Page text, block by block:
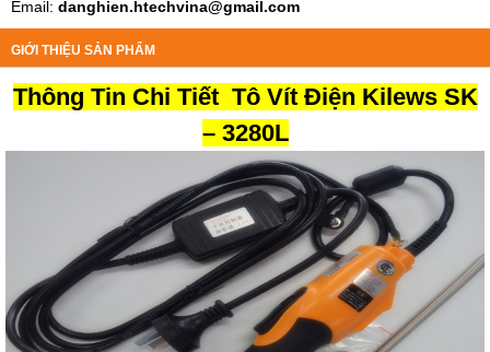
Email: danghien.htechvina@gmail.com
GIỚI THIỆU SẢN PHẨM
Thông Tin Chi Tiết Tô Vít Điện Kilews SK
– 3280L